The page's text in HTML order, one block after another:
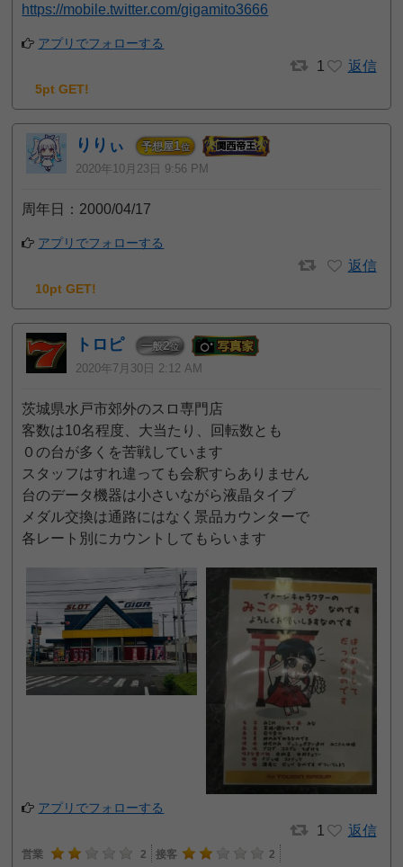
https://mobile.twitter.com/gigamito3666
アプリでフォローする
1 返信
5pt GET!
りりぃ 予想屋1位
2020年10月23日 9:56 PM
周年日：2000/04/17
アプリでフォローする
返信
10pt GET!
トロピ 一般2位
2020年7月30日 2:12 AM
茨城県水戸市郊外のスロ専門店
客数は10名程度、大当たり、回転数とも
０の台が多くを苦戦しています
スタッフはすれ違っても会釈すらありません
台のデータ機器は小さいながら液晶タイプ
メダル交換は通路にはなく景品カウンターで
各レート別にカウントしてもらいます
アプリでフォローする
1 返信
営業 2 接客
2